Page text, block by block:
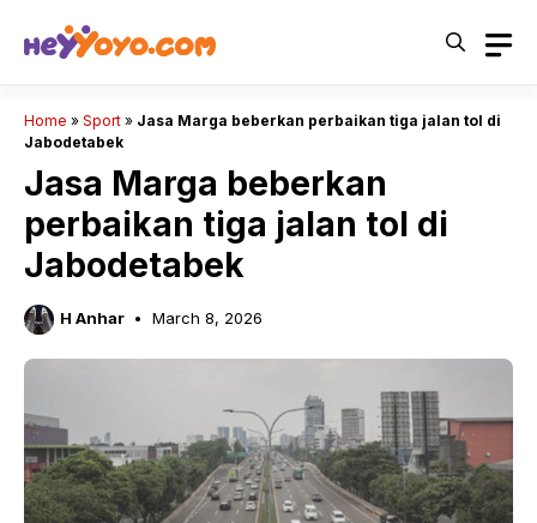
Home » Sport » Jasa Marga beberkan perbaikan tiga jalan tol di
Jabodetabek
Jasa Marga beberkan
perbaikan tiga jalan tol di
Jabodetabek
H Anhar March 8, 2026